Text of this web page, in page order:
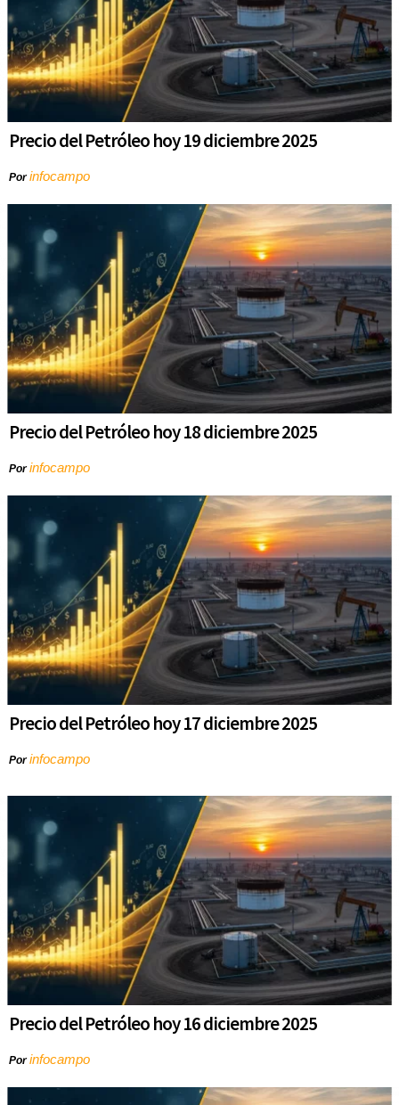
Precio del Petróleo hoy 19 diciembre 2025
Porinfocampo
Precio del Petróleo hoy 18 diciembre 2025
Porinfocampo
Precio del Petróleo hoy 17 diciembre 2025
Porinfocampo
Precio del Petróleo hoy 16 diciembre 2025
Porinfocampo